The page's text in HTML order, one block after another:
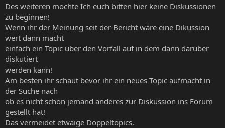
Des weiteren möchte Ich euch bitten hier keine Diskussionen
zu beginnen!
Wenn ihr der Meinung seit der Bericht wäre eine Dikussion
wert dann macht
einfach ein Topic über den Vorfall auf in dem dann darüber
diskutiert
werden kann!
Am besten ihr schaut bevor ihr ein neues Topic aufmacht in
der Suche nach
ob es nicht schon jemand anderes zur Diskussion ins Forum
gestellt hat!
Das vermeidet etwaige Doppeltopics.